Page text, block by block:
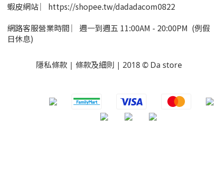
蝦皮網站 ︳https://shopee.tw/dadadacom0822
網路客服營業時間 ︳週一到週五 11:00AM - 20:00PM (例假
日休息)
隱私條款 | 條款及細則 | 2018 © Da store